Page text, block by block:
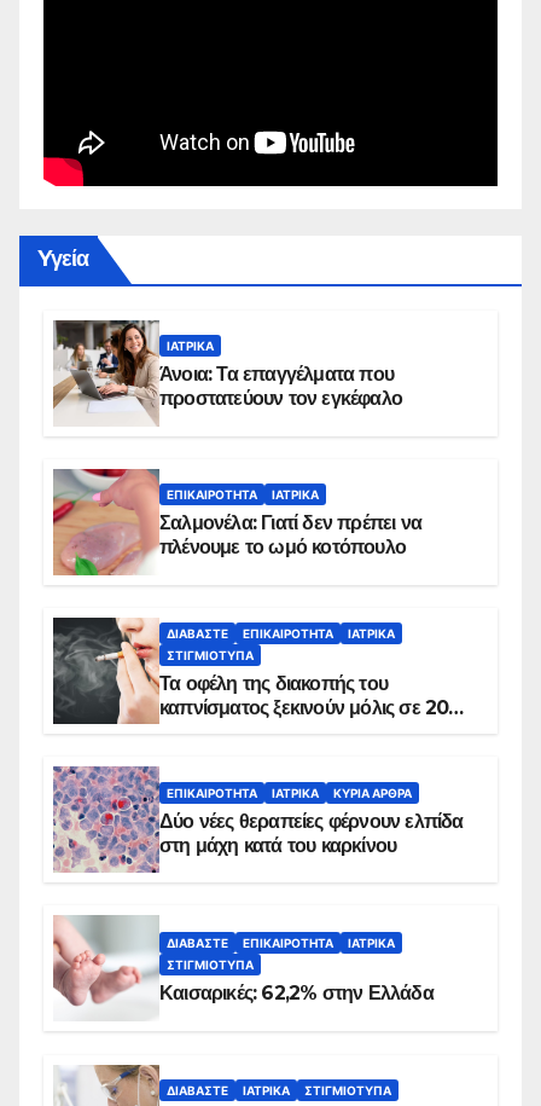
Yγεία
ΙΑΤΡΙΚΆ
Άνοια: Τα επαγγέλματα που
προστατεύουν τον εγκέφαλο
ΕΠΙΚΑΙΡΌΤΗΤΑ ΙΑΤΡΙΚΆ
Σαλμονέλα: Γιατί δεν πρέπει να
πλένουμε το ωμό κοτόπουλο
ΔΙΑΒΆΣΤΕ ΕΠΙΚΑΙΡΌΤΗΤΑ
ΙΑΤΡΙΚΆ
ΣΤΙΓΜΙΌΤΥΠΑ
Τα οφέλη της διακοπής του
καπνίσματος ξεκινούν μόλις σε 20
ΕΠΙΚΑΙΡΌΤΗΤΑ ΙΑΤΡΙΚΆ ΚΥΡΙΑ ΑΡΘΡΑ
Δύο νέες θεραπείες φέρνουν ελπίδα
στη μάχη κατά του καρκίνου
ΔΙΑΒΆΣΤΕ ΕΠΙΚΑΙΡΌΤΗΤΑ
ΙΑΤΡΙΚΆ
ΣΤΙΓΜΙΌΤΥΠΑ
Καισαρικές: 62,2% στην Ελλάδα
ΔΙΑΒΆΣΤΕ ΙΑΤΡΙΚΆ ΣΤΙΓΜΙΌΤΥΠΑ